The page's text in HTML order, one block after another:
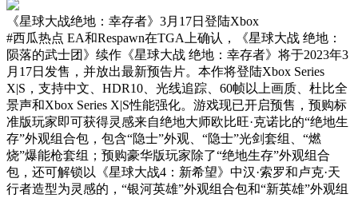
《星球大战绝地：幸存者》3月17日登陆Xbox
#西瓜热点 EA和Respawn在TGA上确认，《星球大战 绝地：
陨落的武士团》续作《星球大战 绝地：幸存者》将于2023年3
月17日发售，并放出最新预告片。本作将登陆Xbox Series
X|S，支持中文、HDR10、光线追踪、60帧以上画质、杜比全
景声和Xbox Series X|S性能强化。游戏现已开启预售，预购标
准版玩家即可获得灵感来自绝地大师欧比旺·克诺比的“绝地生
存”外观组合包，包含“隐士”外观、“隐士”光剑套组、“燃
烧”爆能枪套组；预购豪华版玩家除了“绝地生存”外观组合
包，还可解锁以《星球大战4：新希望》中汉·索罗和卢克·天
行者造型为灵感的，“银河英雄”外观组合包和“新英雄”外观组